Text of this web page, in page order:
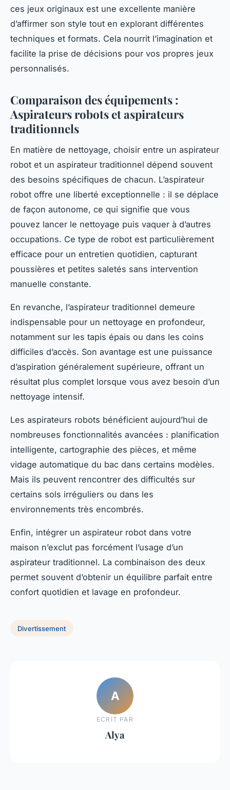
ces jeux originaux est une excellente manière
d’affirmer son style tout en explorant différentes
techniques et formats. Cela nourrit l’imagination et
facilite la prise de décisions pour vos propres jeux
personnalisés.
Comparaison des équipements :
Aspirateurs robots et aspirateurs
traditionnels
En matière de nettoyage, choisir entre un aspirateur
robot et un aspirateur traditionnel dépend souvent
des besoins spécifiques de chacun. L’aspirateur
robot offre une liberté exceptionnelle : il se déplace
de façon autonome, ce qui signifie que vous
pouvez lancer le nettoyage puis vaquer à d’autres
occupations. Ce type de robot est particulièrement
efficace pour un entretien quotidien, capturant
poussières et petites saletés sans intervention
manuelle constante.
En revanche, l’aspirateur traditionnel demeure
indispensable pour un nettoyage en profondeur,
notamment sur les tapis épais ou dans les coins
difficiles d’accès. Son avantage est une puissance
d’aspiration généralement supérieure, offrant un
résultat plus complet lorsque vous avez besoin d’un
nettoyage intensif.
Les aspirateurs robots bénéficient aujourd’hui de
nombreuses fonctionnalités avancées : planification
intelligente, cartographie des pièces, et même
vidage automatique du bac dans certains modèles.
Mais ils peuvent rencontrer des difficultés sur
certains sols irréguliers ou dans les
environnements très encombrés.
Enfin, intégrer un aspirateur robot dans votre
maison n’exclut pas forcément l’usage d’un
aspirateur traditionnel. La combinaison des deux
permet souvent d’obtenir un équilibre parfait entre
confort quotidien et lavage en profondeur.
Divertissement
A
ECRIT PAR
Alya